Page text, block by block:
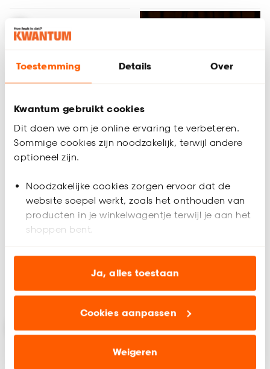
Toestemming Details Over
Kwantum gebruikt cookies
Dit doen we om je online ervaring te verbeteren.
Sommige cookies zijn noodzakelijk, terwijl andere
optioneel zijn.
Noodzakelijke cookies zorgen ervoor dat de
website soepel werkt, zoals het onthouden van
producten in je winkelwagentje terwijl je aan het
shoppen bent.
Analytische cookies (optioneel) helpen ons de
website te verbeteren voor jou en al onze andere
Marketing cookies (optioneel) laten jou
relevante informatie en aanbiedingen zien op
advertenties en communicatie.
Ja, alles toestaan
Cookies aanpassen
Weigeren
+2
Kant En Klaar Gordijn
Frank Grijs
4.3 (3 )
40.
-
Binnen 2-3 werkdagen bezorgd